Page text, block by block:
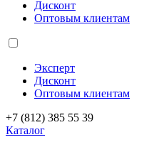
Дисконт
Оптовым клиентам
Эксперт
Дисконт
Оптовым клиентам
+7 (812) 385 55 39
Каталог